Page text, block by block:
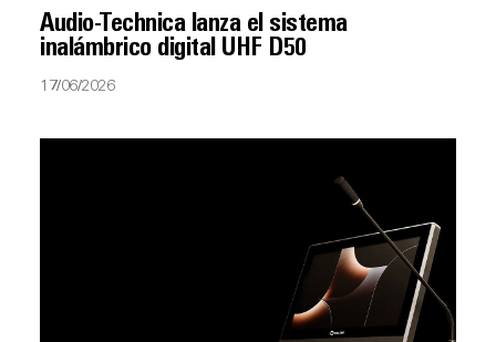
Audio-Technica lanza el sistema
inalámbrico digital UHF D50
17/06/2026